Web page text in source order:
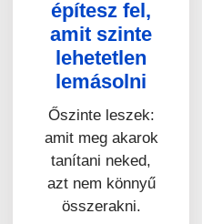
építesz fel,
amit szinte
lehetetlen
lemásolni
Őszinte leszek:
amit meg akarok
tanítani neked,
azt nem könnyű
összerakni.